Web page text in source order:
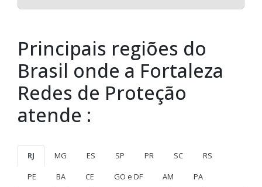
Principais regiões do
Brasil onde a Fortaleza
Redes de Proteção
atende :
RJ MG ES SP PR SC
RS
PE
BA CE GO e DF AM PA